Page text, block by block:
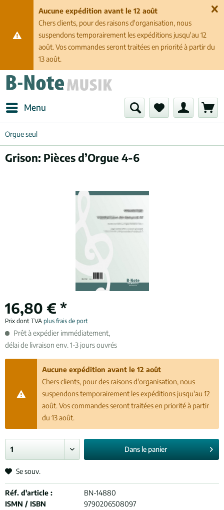
Aucune expédition avant le 12 août
Chers clients, pour des raisons d'organisation, nous
suspendons temporairement les expéditions jusqu'au 12
août. Vos commandes seront traitées en priorité à partir du
13 août.
Menu
Orgue seul
Grison: Pièces d’Orgue 4-6
16,80 € *
Prix dont TVA plus frais de port
Prêt à expédier immédiatement,
délai de livraison env. 1-3 jours ouvrés
Aucune expédition avant le 12 août
Chers clients, pour des raisons d'organisation, nous
suspendons temporairement les expéditions jusqu'au 12
août. Vos commandes seront traitées en priorité à partir
du 13 août.
Dans le panier
Se souv.
Réf. d'article :
BN-14880
ISMN / ISBN
9790206508097